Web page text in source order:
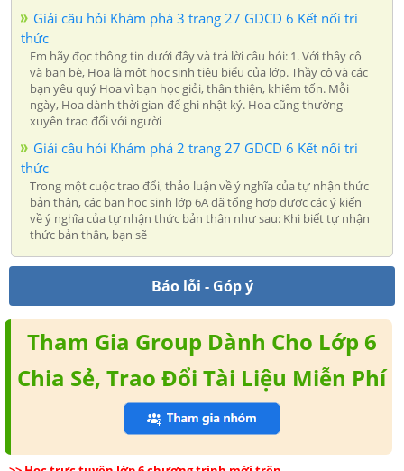
Giải câu hỏi Khám phá 3 trang 27 GDCD 6 Kết nối tri
thức
Em hãy đọc thông tin dưới đây và trả lời câu hỏi: 1. Với thầy cô
và bạn bè, Hoa là một học sinh tiêu biểu của lớp. Thầy cô và các
bạn yêu quý Hoa vì bạn học giỏi, thân thiện, khiêm tốn. Mỗi
ngày, Hoa dành thời gian để ghi nhật ký. Hoa cũng thường
xuyên trao đổi với người
Giải câu hỏi Khám phá 2 trang 27 GDCD 6 Kết nối tri
thức
Trong một cuộc trao đổi, thảo luận về ý nghĩa của tự nhận thức
bản thân, các bạn học sinh lớp 6A đã tổng hợp được các ý kiến
về ý nghĩa của tự nhận thức bản thân như sau: Khi biết tự nhận
thức bản thân, bạn sẽ
Báo lỗi - Góp ý
Tham Gia Group Dành Cho Lớp 6
Chia Sẻ, Trao Đổi Tài Liệu Miễn Phí